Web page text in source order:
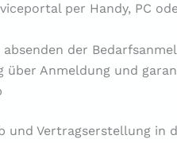
per Handy, PC
der
über Anmeldung und
und Vertragserstellung in